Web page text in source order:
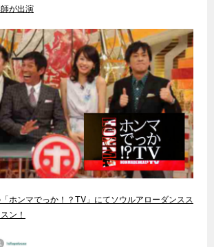
が出演
ホンマでっか！？TV」にてソウルアローダンスス
ン！